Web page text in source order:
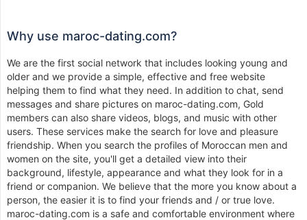
Why use maroc-dating.com?
We are the first social network that includes looking young and
older and we provide a simple, effective and free website
helping them to find what they need. In addition to chat, send
messages and share pictures on maroc-dating.com, Gold
members can also share videos, blogs, and music with other
users. These services make the search for love and pleasure
friendship. When you search the profiles of Moroccan men and
women on the site, you'll get a detailed view into their
background, lifestyle, appearance and what they look for in a
friend or companion. We believe that the more you know about a
person, the easier it is to find your friends and / or true love.
maroc-dating.com is a safe and comfortable environment where